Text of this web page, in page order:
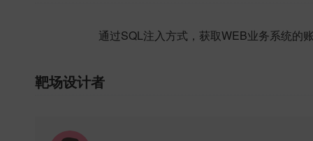
通过SQL注入方式，获取WEB业务系统的
靶场设计者